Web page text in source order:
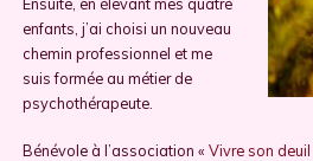
enfants, j’ai choisi un nouveau
chemin professionnel et me
suis formée au métier de
psychothérapeute.
Bénévole à l’association « Vivre son deuil